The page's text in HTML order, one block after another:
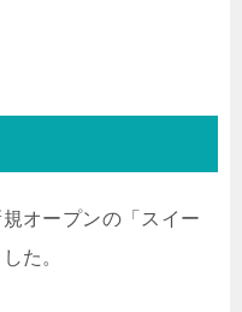
オープンの「スイー
た。